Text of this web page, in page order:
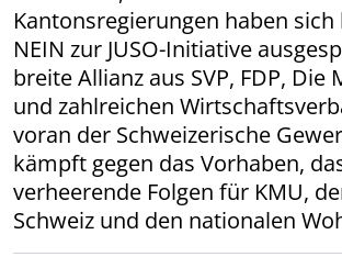
Kantonsregierungen haben
NEIN zur JUSO-Initiative
breite Allianz aus SVP, FDP, Die
und zahlreichen
voran der Schweizerische
kämpft gegen das Vorhaben,
verheerende Folgen für KMU,
Schweiz und den nationalen